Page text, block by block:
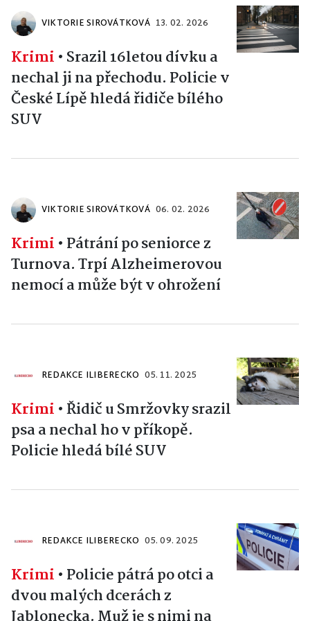
VIKTORIE SIROVÁTKOVÁ 13. 02. 2026
Krimi • Srazil 16letou dívku a
nechal ji na přechodu. Policie v
České Lípě hledá řidiče bílého
SUV
VIKTORIE SIROVÁTKOVÁ 06. 02. 2026
Krimi • Pátrání po seniorce z
Turnova. Trpí Alzheimerovou
nemocí a může být v ohrožení
REDAKCE ILIBERECKO 05. 11. 2025
Krimi •Řidič u Smržovky srazil
psa a nechal ho v příkopě.
Policie hledá bílé SUV
REDAKCE ILIBERECKO 05. 09. 2025
Krimi • Policie pátrá po otci a
dvou malých dcerách z